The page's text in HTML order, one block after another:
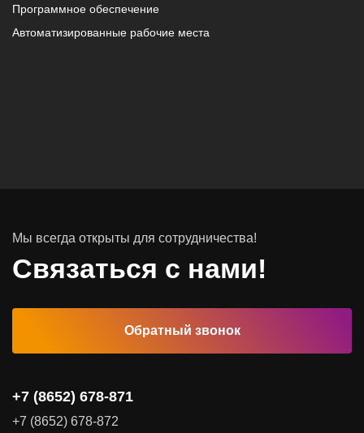
Программное обеспечение
Автоматизированные рабочие места
Мы всегда открыты для сотрудничества!
Связаться с нами!
Обратный звонок
+7 (8652) 678-871
+7 (8652) 678-872